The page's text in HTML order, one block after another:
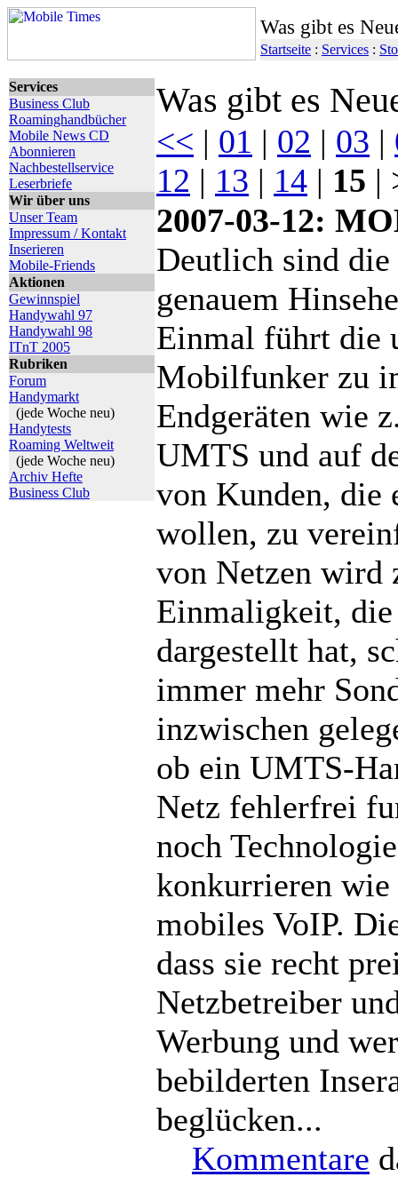
Was gibt es
Startseite : Services :
Services
Business Club
Roaminghandbücher
Mobile News CD
Abonnieren
Nachbestellservice
Leserbriefe
Wir über uns
Unser Team
Impressum / Kontakt
Inserieren
Mobile-Friends
Aktionen
Gewinnspiel
Handywahl 97
Handywahl 98
ITnT 2005
Rubriken
Forum
Handymarkt
(jede Woche neu)
Handytests
Roaming Weltweit
(jede Woche neu)
Archiv Hefte
Business Club
Was gibt es
<< | 01 | 02 | 03 |
12 | 13 | 14 | 15 |
2007-03-12:
Deutlich sind die
genauem
Einmal führt die
Mobilfunker zu
Endgeräten wie
UMTS und auf
von Kunden, die
wollen, zu
von Netzen wird
Einmaligkeit,
dargestellt hat,
immer mehr
inzwischen
ob ein UMTS-
Netz fehlerfrei
noch
konkurrieren
mobiles VoIP.
dass sie recht
Netzbetreiber
Werbung und
bebilderten
beglücken...
Kommentare